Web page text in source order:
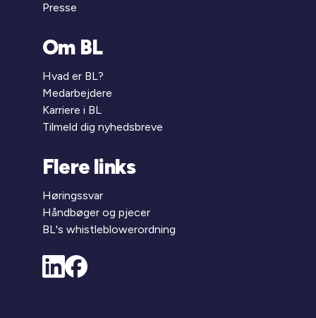
Presse
Om BL
Hvad er BL?
Medarbejdere
Karriere i BL
Tilmeld dig nyhedsbreve
Flere links
Høringssvar
Håndbøger og pjecer
BL's whistleblowerordning